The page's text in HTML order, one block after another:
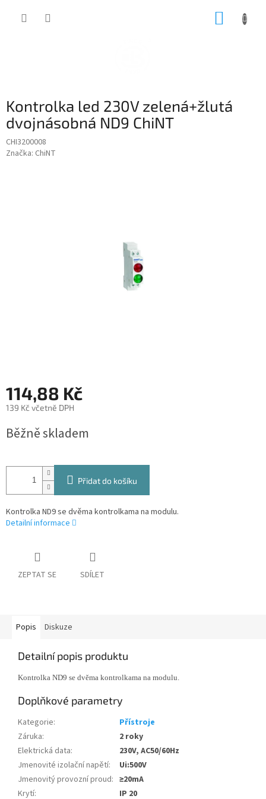
Kontrolka led 230V zelená+žlutá
dvojnásobná ND9 ChiNT
CHI3200008
Značka: ChiNT
114,88 Kč
139 Kč včetně DPH
cena:
Běžně skladem
Přidat do košíku
Kontrolka ND9 se dvěma kontrolkama na modulu.
Detailní informace
ZEPTAT SE SDÍLET
Popis Diskuze
Detailní popis produktu
Kontrolka ND9 se dvěma kontrolkama na modulu.
Doplňkové parametry
Kategorie:
Přístroje
Záruka:
2 roky
Elektrická data:
230V, AC50/60Hz
Jmenovité izolační napětí:
Ui:500V
Jmenovitý provozní proud: ≥20mA
Krytí: IP 20